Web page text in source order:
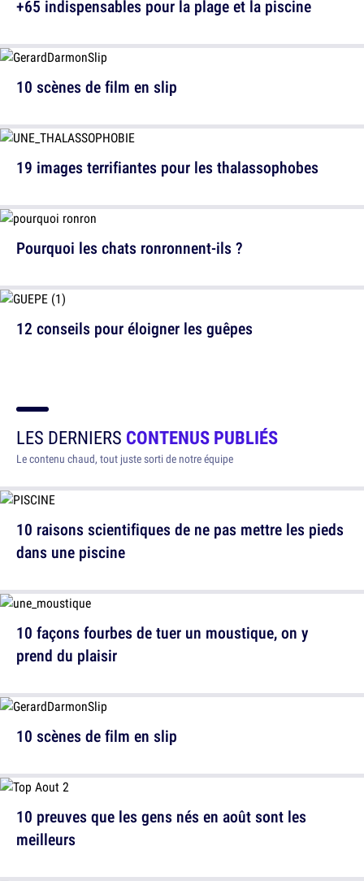
+65 indispensables pour la plage et la piscine
19 images terrifiantes pour les thalassophobes
12 conseils pour éloigner les guêpes
10 scènes de film en slip
Pourquoi les chats ronronnent-ils ?
LES DERNIERS CONTENUS PUBLIÉS
Le contenu chaud, tout juste sorti de notre équipe
10 raisons scientifiques de ne pas mettre les pieds
dans une piscine
10 scènes de film en slip
10 façons fourbes de tuer un moustique, on y
prend du plaisir
10 preuves que les gens nés en août sont les
meilleurs